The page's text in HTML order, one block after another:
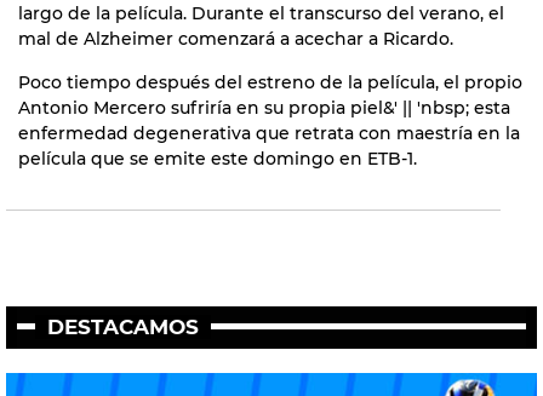
largo de la película. Durante el transcurso del verano, el
mal de Alzheimer comenzará a acechar a Ricardo.
Poco tiempo después del estreno de la película, el propio
Antonio Mercero sufriría en su propia piel&' || 'nbsp; esta
enfermedad degenerativa que retrata con maestría en la
película que se emite este domingo en ETB-1.
DESTACAMOS